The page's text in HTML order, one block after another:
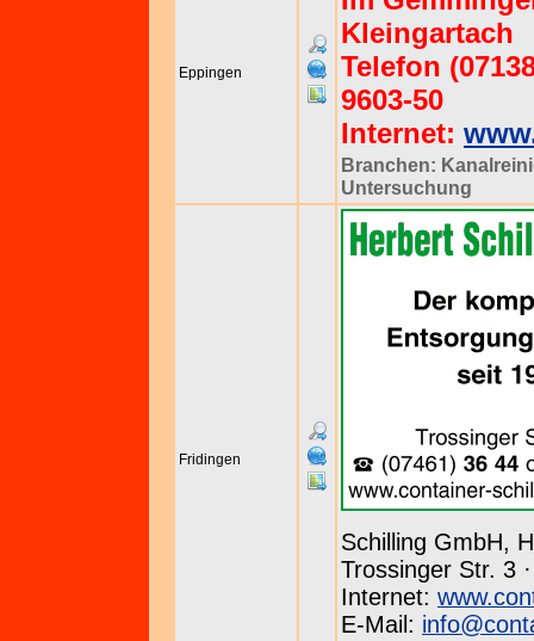
Eppingen
Kleingartach
Telefon
9603-50
Internet:
Branchen:
Untersuchung
Fridingen
Schilling GmbH,
Trossinger Str. 3
Internet:
E-Mail: